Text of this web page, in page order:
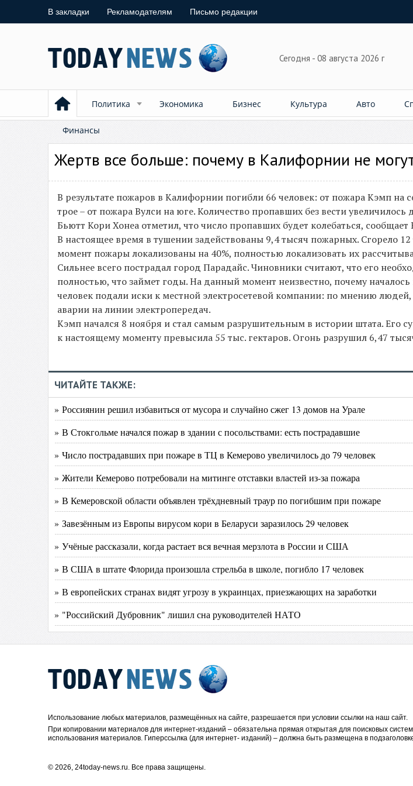
В закладки Рекламодателям Письмо редакции
Сегодня - 08 августа 2026 г
Политика Экономика Бизнес Культура Авто
Финансы
Жертв все больше: почему в Калифорнии не
В результате пожаров в Калифорнии погибли 66 человек: от пожара Кэмп на
трое – от пожара Вулси на юге. Количество пропавших без вести
Бьютт Кори Хонеа отметил, что число пропавших будет колебаться, сообщает
В настоящее время в тушении задействованы 9,4 тысяч пожарных. Сгорело
момент пожары локализованы на 40%, полностью локализовать их
Сильнее всего пострадал город Парадайс. Чиновники считают, что его
полностью, что займет годы. На данный момент неизвестно, почему началось
человек подали иски к местной электросетевой компании: по мнению
аварии на линии электропередач.
Кэмп начался 8 ноября и стал самым разрушительным в истории штата. Его
к настоящему моменту превысила 55 тыс. гектаров. Огонь разрушил 6,47
ЧИТАЙТЕ ТАКЖЕ:
» Россиянин решил избавиться от мусора и случайно сжег 13 домов на Урале
» В Стокгольме начался пожар в здании с посольствами: есть пострадавшие
» Число пострадавших при пожаре в ТЦ в Кемерово увеличилось до 79 человек
» Жители Кемерово потребовали на митинге отставки властей из-за пожара
» В Кемеровской области объявлен трёхдневный траур по погибшим при пожаре
» Завезённым из Европы вирусом кори в Беларуси заразилось 29 человек
» Учёные рассказали, когда растает вся вечная мерзлота в России и США
» В США в штате Флорида произошла стрельба в школе, погибло 17 человек
» В европейских странах видят угрозу в украинцах, приезжающих на заработки
» "Российский Дубровник" лишил сна руководителей НАТО
Использование любых материалов, размещённых на сайте, разрешается при условии ссылки на наш сайт.
При копировании материалов для интернет-изданий – обязательна прямая открытая для поисковых
использования материалов. Гиперссылка (для интернет- изданий) – должна быть размещена в
© 2026, 24today-news.ru. Все права защищены.